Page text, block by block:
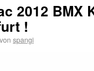
2012 BMX
!
von spangi